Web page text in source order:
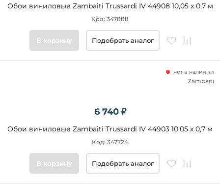
Обои виниловые Zambaiti Trussardi IV 44908 10,05 x 0,7 м
Код: 347888
В корзину Подобрать аналог
6 740 ₽
Обои виниловые Zambaiti Trussardi IV 44903 10,05 x 0,7 м
нет в наличии
Код: 347724
Zambaiti
В корзину Подобрать аналог